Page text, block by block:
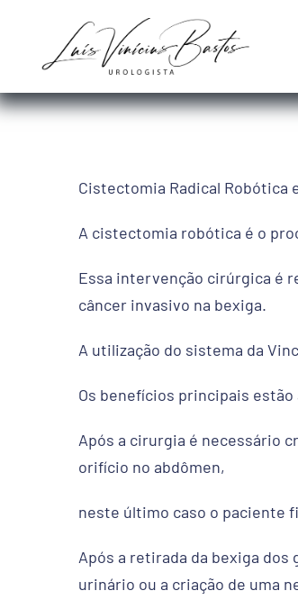
conteúdo
Cistectomia Radical Robótica
A cistectomia robótica é o
Essa intervenção cirúrgica é
câncer invasivo na bexiga.
A utilização do sistema da
Os benefícios principais
Após a cirurgia é necessário
orifício no abdômen,
neste último caso o paciente
Após a retirada da bexiga
urinário ou a criação de uma